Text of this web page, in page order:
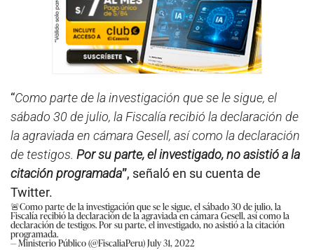
“Como parte de la investigación que se le sigue, el
sábado 30 de julio, la Fiscalía recibió la declaración de
la agraviada en cámara Gesell, así como la declaración
de testigos. Por su parte, el investigado, no asistió a la
citación programada”, señaló en su cuenta de
Twitter.
🚨Como parte de la investigación que se le sigue, el sábado 30 de julio, la
Fiscalía recibió la declaración de la agraviada en cámara Gesell, así como la
declaración de testigos. Por su parte, el investigado, no asistió a la citación
programada.
— Ministerio Público (@FiscaliaPeru)July 31, 2022